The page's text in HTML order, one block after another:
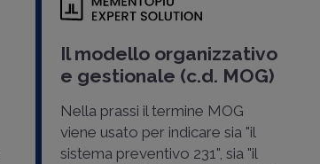
Il modello organizzativo
e gestionale (c.d. MOG)
Nella prassi il termine MOG
viene usato per indicare sia "il
sistema preventivo 231", sia "il